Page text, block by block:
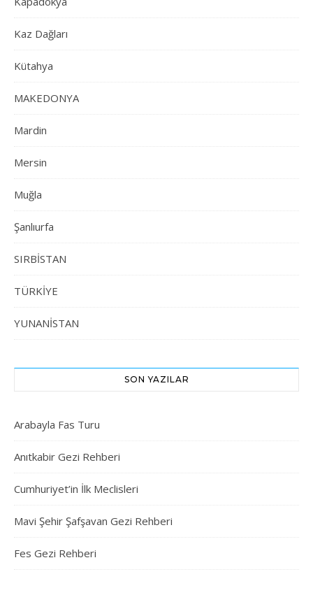
Kaz Dağları
Kütahya
MAKEDONYA
Mardin
Mersin
Muğla
Şanlıurfa
SIRBİSTAN
TÜRKİYE
YUNANİSTAN
SON YAZILAR
Arabayla Fas Turu
Anıtkabir Gezi Rehberi
Cumhuriyet’in İlk Meclisleri
Mavi Şehir Şafşavan Gezi Rehberi
Fes Gezi Rehberi